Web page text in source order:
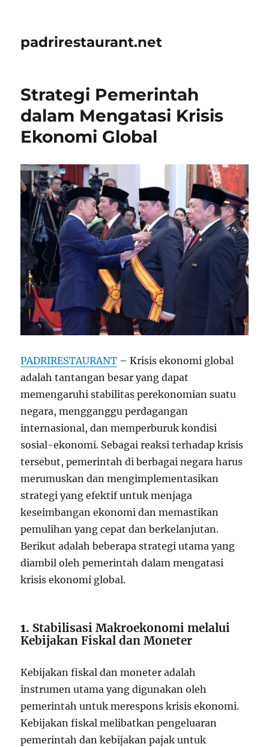
padrirestaurant.net
Strategi Pemerintah
dalam Mengatasi Krisis
Ekonomi Global
PADRIRESTAURANT – Krisis ekonomi global
adalah tantangan besar yang dapat
memengaruhi stabilitas perekonomian suatu
negara, mengganggu perdagangan
internasional, dan memperburuk kondisi
sosial-ekonomi. Sebagai reaksi terhadap krisis
tersebut, pemerintah di berbagai negara harus
merumuskan dan mengimplementasikan
strategi yang efektif untuk menjaga
keseimbangan ekonomi dan memastikan
pemulihan yang cepat dan berkelanjutan.
Berikut adalah beberapa strategi utama yang
diambil oleh pemerintah dalam mengatasi
krisis ekonomi global.
1. Stabilisasi Makroekonomi melalui
Kebijakan Fiskal dan Moneter
Kebijakan fiskal dan moneter adalah
instrumen utama yang digunakan oleh
pemerintah untuk merespons krisis ekonomi.
Kebijakan fiskal melibatkan pengeluaran
pemerintah dan kebijakan pajak untuk